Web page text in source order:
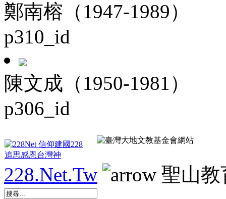
鄭南榕（1947-1989）
p310_id
陳文成（1950-1981）
p306_id
228.Net.Tw 聖山教